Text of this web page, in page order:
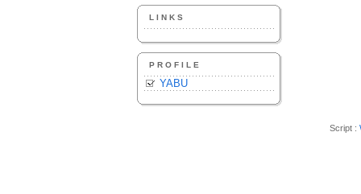
LINKS
PROFILE
YABU
Script :